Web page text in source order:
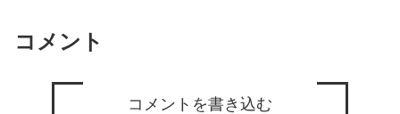
コメント
コメントを書き込む